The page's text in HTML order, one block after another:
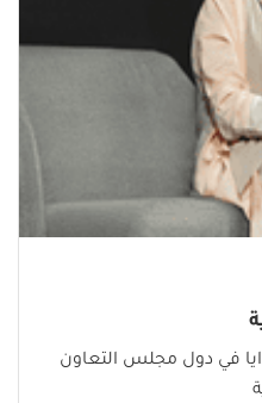
في دول مجلس التعاون